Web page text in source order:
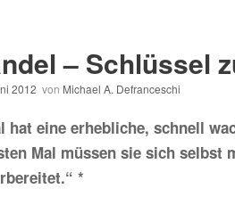
– Schlüssel
2012 von Michael A. Defranceschi
hat eine erhebliche, schnell
Mal müssen sie sich selbst
*